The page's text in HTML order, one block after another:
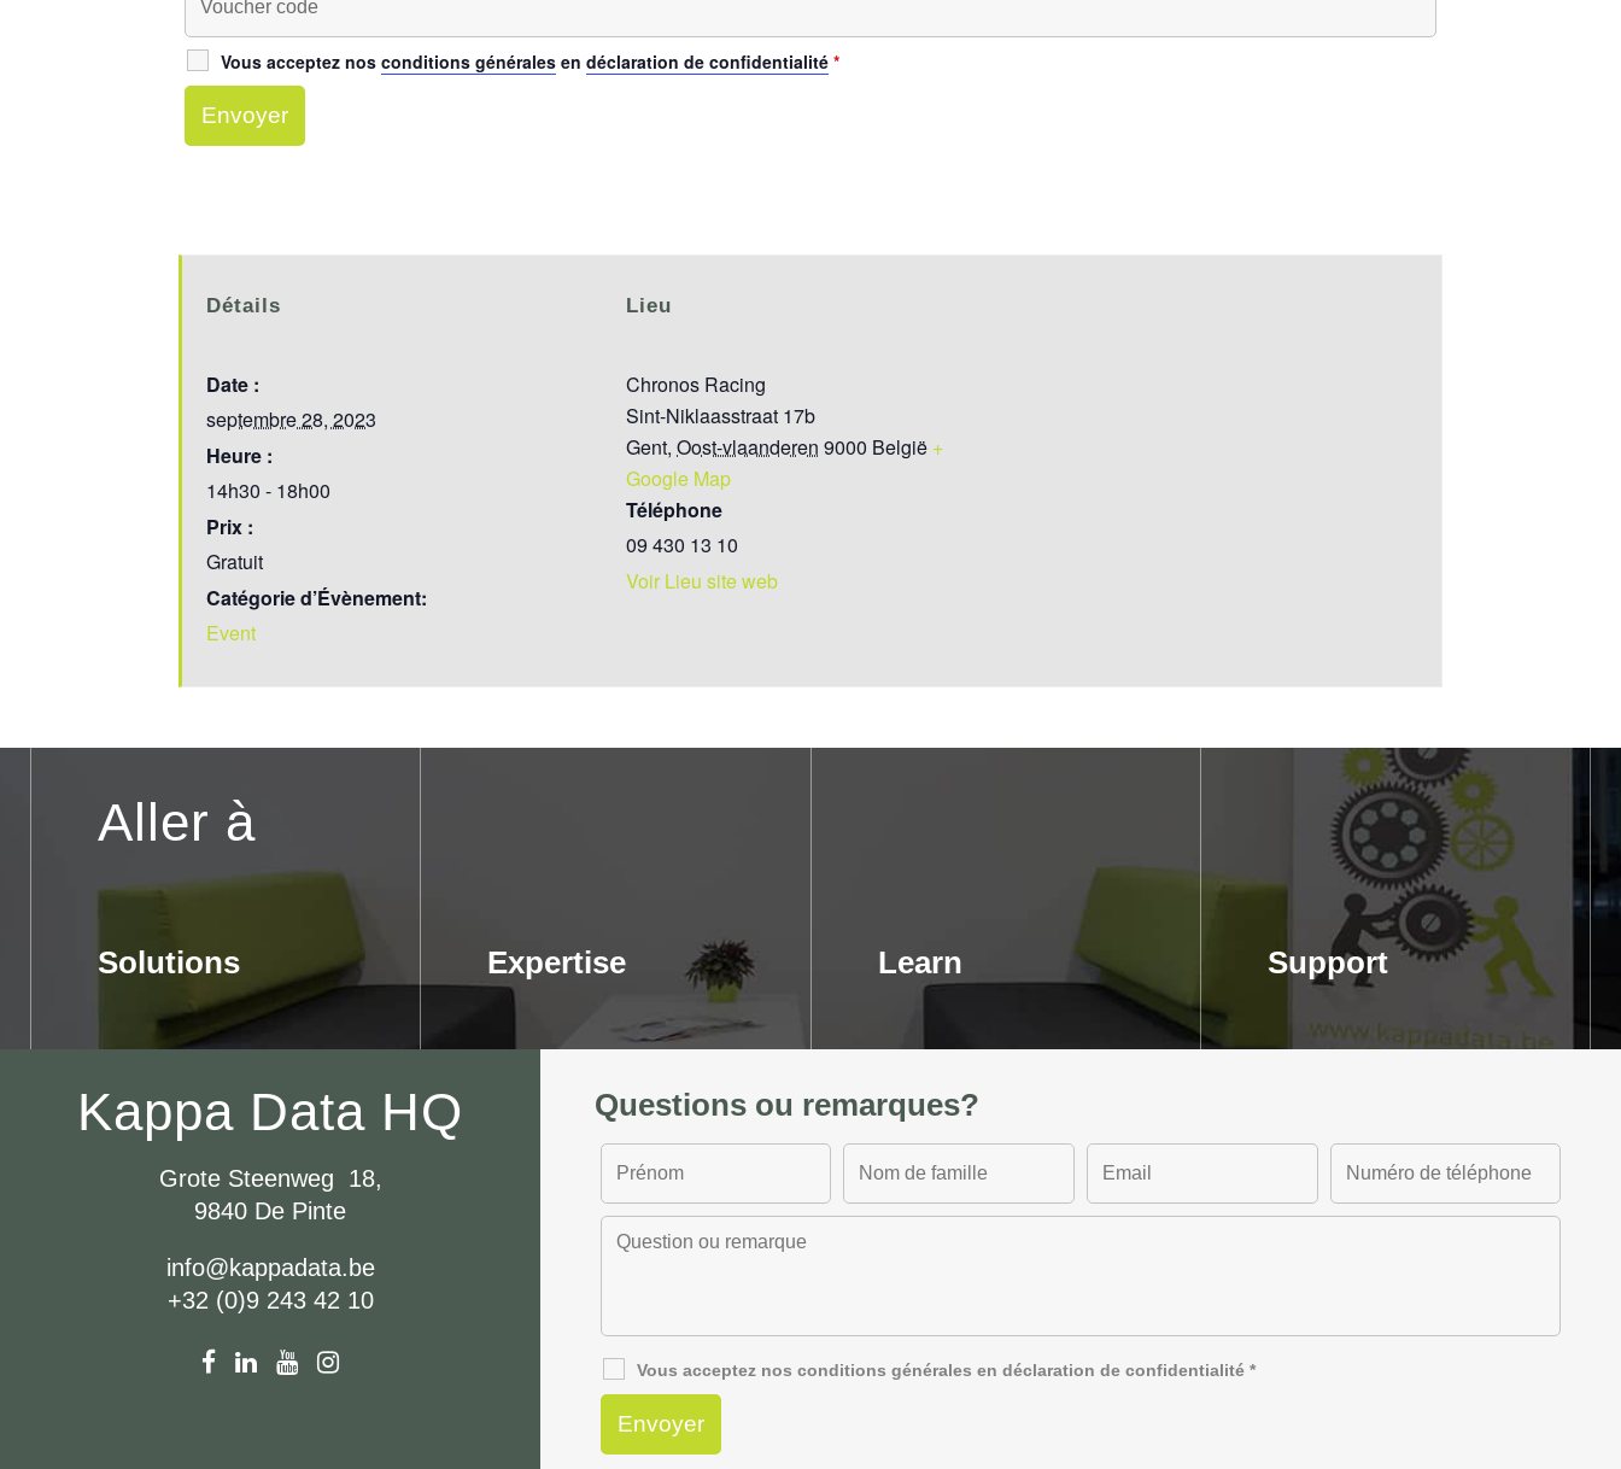
Vous acceptez nos conditions générales en déclaration de confidentialité *
Détails
Date :
septembre 28, 2023
Heure :
14h30 - 18h00
Prix :
Gratuit
Catégorie d’Évènement:
Event
Lieu
Chronos Racing
Sint-Niklaasstraat 17b
Gent, Oost-vlaanderen 9000 België +
Google Map
Téléphone
09 430 13 10
Voir Lieu site web
Aller à
Solutions Expertise Learn Support
Kappa Data HQ
Grote Steenweg 18,
9840 De Pinte
info@kappadata.be
+32 (0)9 243 42 10
Questions ou remarques?
Vous acceptez nos conditions générales en déclaration de confidentialité *